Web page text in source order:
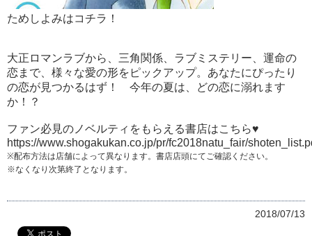
ためしよみはコチラ！
大正ロマンラブから、三角関係、ラブミステリー、運命の
恋まで、様々な愛の形をピックアップ。あなたにぴったり
の恋が見つかるはず！ 今年の夏は、どの恋に溺れます
か！？
ファン必見のノベルティをもらえる書店はこちら♥
https://www.shogakukan.co.jp/pr/fc2018natu_fair/
※配布方法は店舗によって異なります。書店店頭にてご確認ください。
※なくなり次第終了となります。
2018/07/13